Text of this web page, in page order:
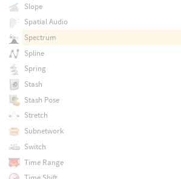
Slope
Spatial Audio
Spectrum
Spline
Spring
Stash
Stash Pose
Stretch
Subnetwork
Switch
Time Range